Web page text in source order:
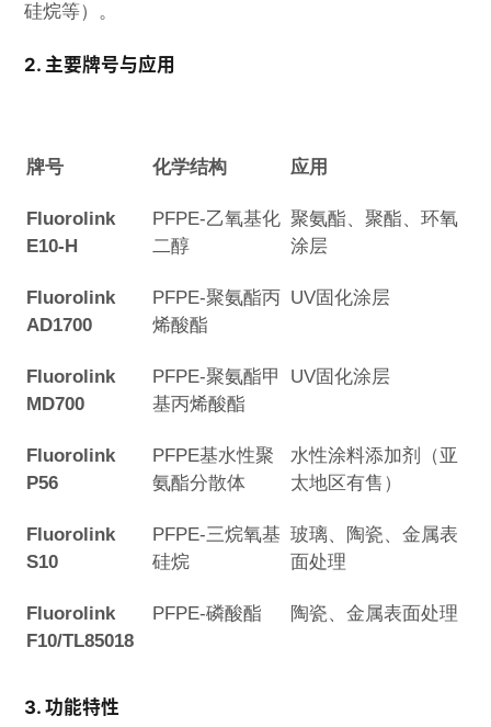
硅烷等）。
2. 主要牌号与应用
牌号 化学结构 应用
Fluorolink
E10-H
PFPE-乙氧基化
二醇
聚氨酯、聚酯、环氧
涂层
Fluorolink
AD1700
PFPE-聚氨酯丙
烯酸酯
UV固化涂层
Fluorolink
MD700
PFPE-聚氨酯甲
基丙烯酸酯
UV固化涂层
Fluorolink
P56
PFPE基水性聚
氨酯分散体
水性涂料添加剂（亚
太地区有售）
Fluorolink
S10
PFPE-三烷氧基
硅烷
玻璃、陶瓷、金属表
面处理
Fluorolink
F10/TL85018
PFPE-磷酸酯 陶瓷、金属表面处理
3. 功能特性